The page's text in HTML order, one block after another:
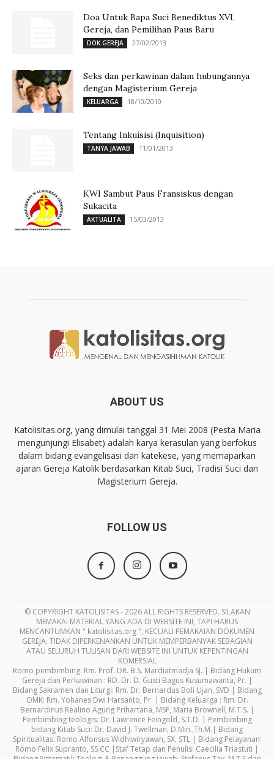
Doa Untuk Bapa Suci Benediktus XVI,
Gereja, dan Pemilihan Paus Baru
DOK GEREJA 27/02/2013
Seks dan perkawinan dalam hubungannya
dengan Magisterium Gereja
KELUARGA 18/10/2010
Tentang Inkuisisi (Inquisition)
TANYA JAWAB 11/01/2013
KWI Sambut Paus Fransiskus dengan
Sukacita
AKTUALITA 15/03/2013
ABOUT US
Katolisitas.org, yang dimulai tanggal 31 Mei 2008 (Pesta Maria
mengunjungi Elisabet) adalah karya kerasulan yang berfokus
dalam bidang evangelisasi dan katekese, yang memaparkan
ajaran Gereja Katolik berdasarkan Kitab Suci, Tradisi Suci dan
Magisterium Gereja.
FOLLOW US
© COPYRIGHT KATOLISITAS - 2026 ALL RIGHTS RESERVED. SILAKAN
MEMAKAI MATERIAL YANG ADA DI WEBSITE INI, TAPI HARUS
MENCANTUMKAN " katolisitas.org ", KECUALI PEMAKAIAN DOKUMEN
GEREJA. TIDAK DIPERKENANKAN UNTUK MEMPERBANYAK SEBAGIAN
ATAU SELURUH TULISAN DARI WEBSITE INI UNTUK KEPENTINGAN
KOMERSIAL
Romo pembimbing: Rm. Prof. DR. B.S. Mardiatmadja SJ. | Bidang Hukum
Gereja dan Perkawinan : RD. Dr. D. Gusti Bagus Kusumawanta, Pr. |
Bidang Sakramen dan Liturgi: Rm. Dr. Bernardus Boli Ujan, SVD | Bidang
OMK: Rm. Yohanes Dwi Harsanto, Pr. | Bidang Keluarga : Rm. Dr.
Bernardinus Realino Agung Prihartana, MSF, Maria Brownell, M.T.S. |
Pembimbing teologis: Dr. Lawrence Feingold, S.T.D. | Pembimbing
bidang Kitab Suci: Dr. David J. Twellman, D.Min.,Th.M.| Bidang
Spiritualitas: Romo Alfonsus Widhiwiryawan, SX. STL | Bidang Pelayanan:
Romo Felix Supranto, SS.CC |Staf Tetap dan Penulis: Caecilia Triastuti |